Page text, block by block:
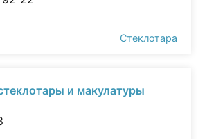
Стеклотара
и макулатуры